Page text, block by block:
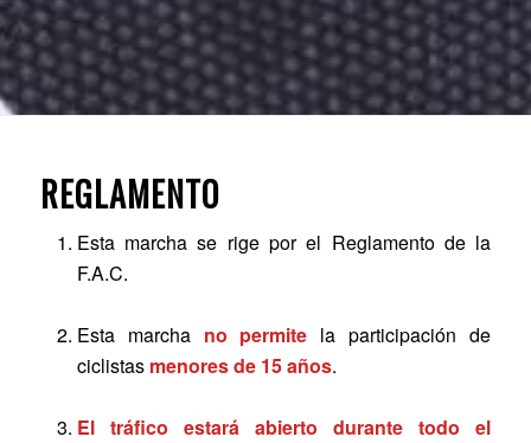
REGLAMENTO
Esta marcha se rige por el Reglamento de la
F.A.C.
Esta marcha no permite la participación de
ciclistas menores de 15 años.
El tráfico estará abierto durante todo el